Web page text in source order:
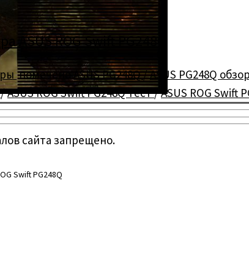
Swift PG248Q
ROG Swift PG248Q
помечено ASUS PG248Q/ASUS PG248Q обзор
/ASUS ROG Swift PG248Q тест/ASUS ROG Swift
сайта запрещено.